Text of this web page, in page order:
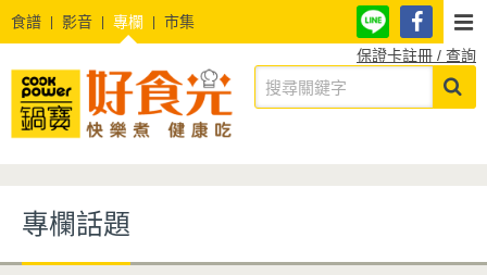
食譜 影音 專欄
市集
保證卡註冊 / 查詢
專欄話題